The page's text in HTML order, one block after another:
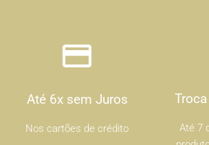
Até 6x sem Juros
Nos cartões de crédito
Até 7